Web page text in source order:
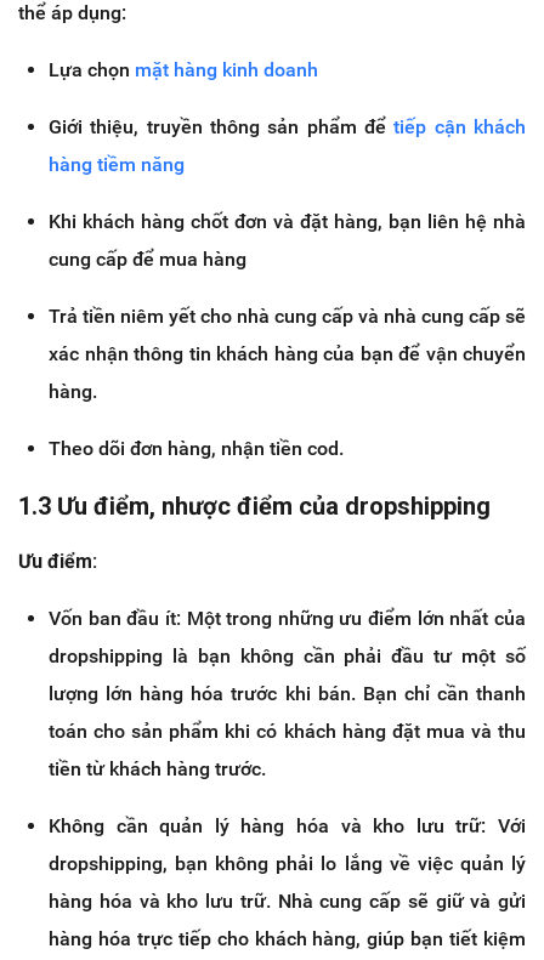
thể áp dụng:
Lựa chọn mặt hàng kinh doanh
Giới thiệu, truyền thông sản phẩm đểtiếp cận khách
hàng tiềm năng
Khi khách hàng chốt đơn và đặt hàng, bạn liên hệ nhà
cung cấp để mua hàng
Trả tiền niêm yết cho nhà cung cấp và nhà cung cấp sẽ
xác nhận thông tin khách hàng của bạn để vận chuyển
hàng.
Theo dõi đơn hàng, nhận tiền cod.
1.3 Ưu điểm, nhược điểm của dropshipping
Ưu điểm:
Vốn ban đầu ít: Một trong những ưu điểm lớn nhất của
dropshipping là bạn không cần phải đầu tư một số
lượng lớn hàng hóa trước khi bán. Bạn chỉ cần thanh
toán cho sản phẩm khi có khách hàng đặt mua và thu
tiền từ khách hàng trước.
Không cần quản lý hàng hóa và kho lưu trữ: Với
dropshipping, bạn không phải lo lắng về việc quản lý
hàng hóa và kho lưu trữ. Nhà cung cấp sẽ giữ và gửi
hàng hóa trực tiếp cho khách hàng, giúp bạn tiết kiệm